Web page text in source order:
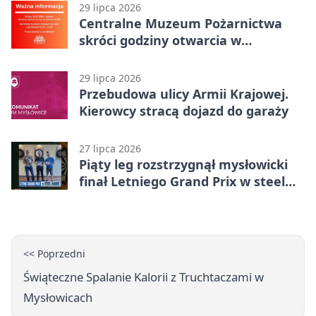
29 lipca 2026
Centralne Muzeum Pożarnictwa
skróci godziny otwarcia w
29 lipca 2026
Przebudowa ulicy Armii Krajowej.
Kierowcy stracą dojazd do garaży
27 lipca 2026
Piąty leg rozstrzygnął mysłowicki
finał Letniego Grand Prix w steel
<< Poprzedni
Świąteczne Spalanie Kalorii z Truchtaczami w
Mysłowicach